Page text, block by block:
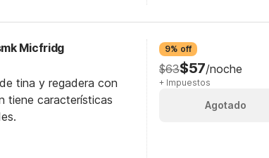
Micfridg
tina y regadera con
tiene características
9% off
$63$57/noche
+ Impuestos
Agotado